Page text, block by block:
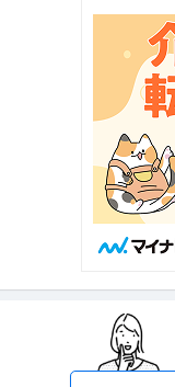
年収500万円〜700万
【職種】不動産＞不動産
員属性などに応じ、当該求
経理（財務会計） ／
ジ可／年休125日／
三和タジマ株式会社
ミドル活躍中
【職種】管理＞経理（財
に応じ、当該求人をビズリ
物流企画・物流管理
工程管理／年間休日
アマゾンジャパン合同会
未経験OK 学歴不問